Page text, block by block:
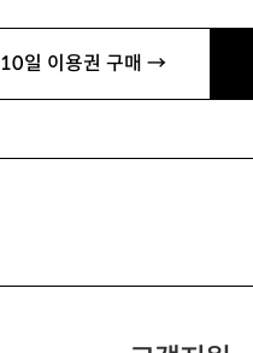
10일 이용권 구매 →